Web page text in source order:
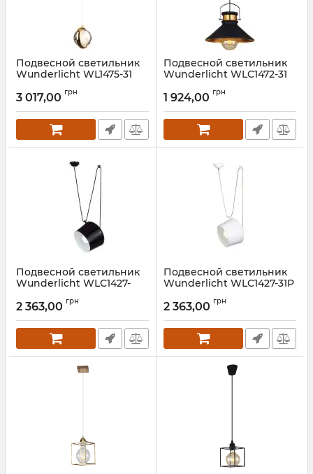
Подвесной светильник
Wunderlicht WL1475-31
3 017,00 грн
Подвесной светильник
Wunderlicht WLC1472-31
1 924,00 грн
Подвесной светильник
Wunderlicht WLC1427-
Артикул:WLC1427-31PB
2 363,00 грн
Подвесной светильник
Wunderlicht WLC1427-31P
2 363,00 грн